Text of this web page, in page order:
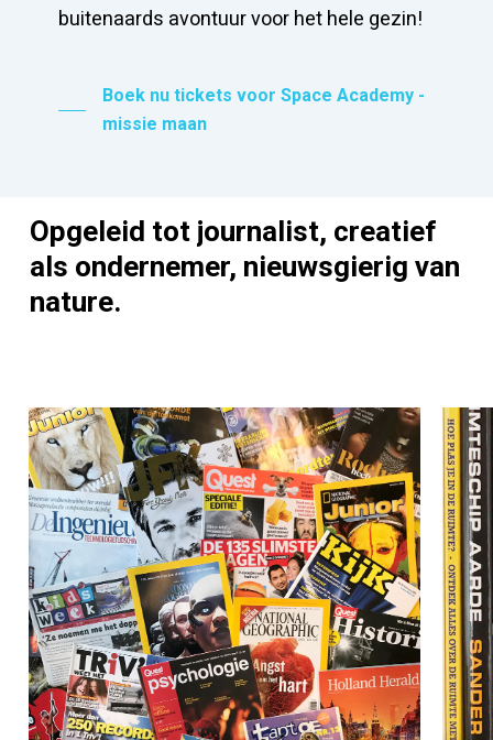
buitenaards avontuur voor het hele gezin!
Boek nu tickets voor Space Academy -
missie maan
Opgeleid tot journalist, creatief
als ondernemer, nieuwsgierig van
nature.
Learn
more
Learn
more